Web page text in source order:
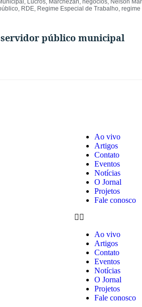
, Lucros, Marchezan, negócios, Nelson
, RDE, Regime Especial de Trabalho, regime
servidor público municipal
Ao vivo
Artigos
Contato
Eventos
Notícias
O Jornal
Projetos
Fale conosco
Ao vivo
Artigos
Contato
Eventos
Notícias
O Jornal
Projetos
Fale conosco